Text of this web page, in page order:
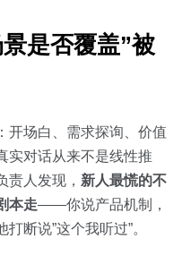
是否覆盖”被
开场白、需求探询、价值
实对话从来不是线性推
责人发现， 新人最慌的不
本走——你说产品机制，
断说”这个我听过”。